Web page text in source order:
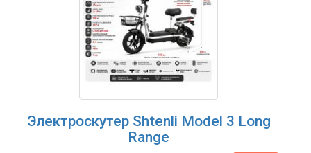
Электроскутер Shtenli Model 3 Long
Range